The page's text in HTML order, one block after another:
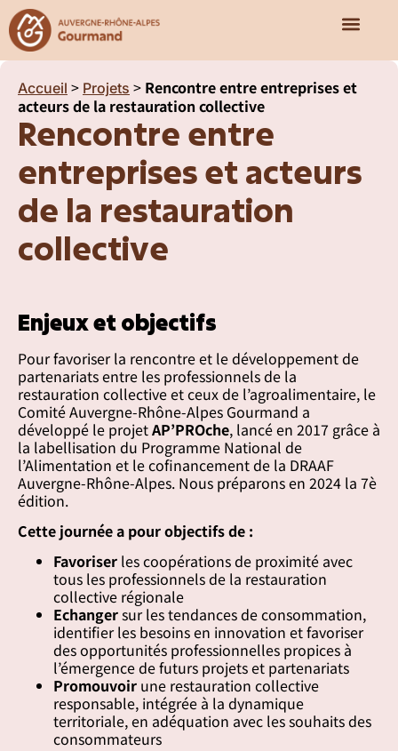
Accueil > Projets > Rencontre entre entreprises et
acteurs de la restauration collective
Rencontre entre
entreprises et acteurs
de la restauration
collective
Enjeux et objectifs
Pour favoriser la rencontre et le développement de
partenariats entre les professionnels de la
restauration collective et ceux de l’agroalimentaire, le
Comité Auvergne-Rhône-Alpes Gourmand a
développé le projetAP’PROche, lancé en 2017 grâce à
la labellisation du Programme National de
l’Alimentation et le cofinancement de la DRAAF
Auvergne-Rhône-Alpes. Nous préparons en 2024 la 7è
édition.
Cette journée a pour objectifs de :
Favoriser les coopérations de proximité avec
tous les professionnels de la restauration
collective régionale
Echangersur les tendances de consommation,
identifier les besoins en innovation et favoriser
des opportunités professionnelles propices à
l’émergence de futurs projets et partenariats
Promouvoir une restauration collective
responsable, intégrée à la dynamique
territoriale, en adéquation avec les souhaits des
consommateurs